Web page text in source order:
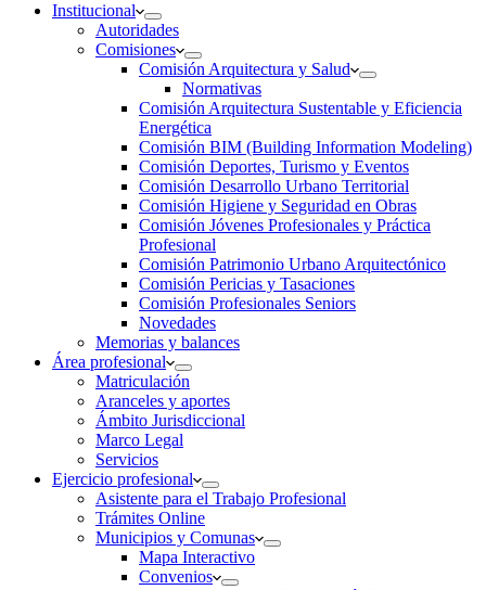
Institucional
Autoridades
Comisiones
Comisión Arquitectura y Salud
Normativas
Comisión Arquitectura Sustentable y Eficiencia
Energética
Comisión BIM (Building Information Modeling)
Comisión Deportes, Turismo y Eventos
Comisión Desarrollo Urbano Territorial
Comisión Higiene y Seguridad en Obras
Comisión Jóvenes Profesionales y Práctica
Profesional
Comisión Patrimonio Urbano Arquitectónico
Comisión Pericias y Tasaciones
Comisión Profesionales Seniors
Novedades
Memorias y balances
Área profesional
Matriculación
Aranceles y aportes
Ámbito Jurisdiccional
Marco Legal
Servicios
Ejercicio profesional
Asistente para el Trabajo Profesional
Trámites Online
Municipios y Comunas
Mapa Interactivo
Convenios